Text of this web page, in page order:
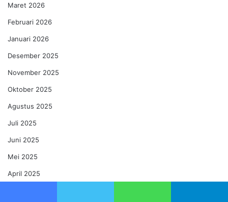
Maret 2026
Februari 2026
Januari 2026
Desember 2025
November 2025
Oktober 2025
Agustus 2025
Juli 2025
Juni 2025
Mei 2025
April 2025